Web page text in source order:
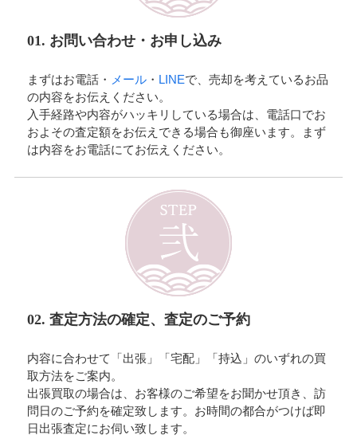
01. お問い合わせ・お申し込み
まずはお電話・ メール・ LINEで、売却を考えているお品
の内容をお伝えください。
入手経路や内容がハッキリしている場合は、電話口でお
およその査定額をお伝えできる場合も御座います。まず
は内容をお電話にてお伝えください。
02. 査定方法の確定、査定のご予約
内容に合わせて「出張」「宅配」「持込」のいずれの買
取方法をご案内。
出張買取の場合は、お客様のご希望をお聞かせ頂き、訪
問日のご予約を確定致します。お時間の都合がつけば即
日出張査定にお伺い致します。